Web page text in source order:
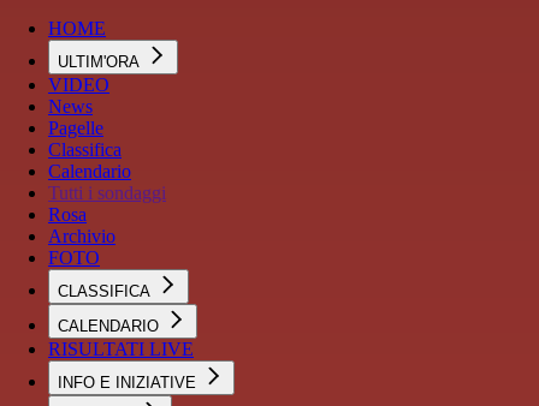
HOME
ULTIM'ORA
VIDEO
News
Pagelle
Classifica
Calendario
Tutti i sondaggi
Rosa
Archivio
FOTO
CLASSIFICA
CALENDARIO
RISULTATI LIVE
INFO E INIZIATIVE